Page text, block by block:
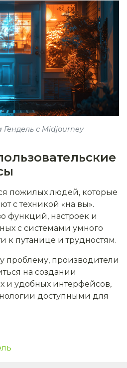
с Midjourney
пожилых людей, которые
с техникой «на вы».
функций, настроек и
с системами умного
к путанице и трудностям.
проблему, производители
на создании
и удобных интерфейсов,
доступными для